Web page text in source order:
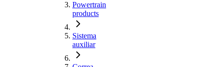
Powertrain
products
Sistema
auxiliar